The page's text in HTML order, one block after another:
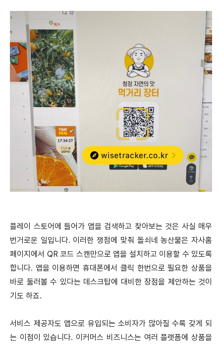
플레이 스토어에 들어가 앱을 검색하고 찾아보는 것은 사실 매우
번거로운 일입니다. 이러한 쟁점에 맞춰 돌쇠네 농산물은 자사홈
페이지에서 QR 코드 스캔만으로 앱을 설치하고 이용할 수 있도록
합니다. 앱을 이용하면 휴대폰에서 클릭 한번으로 필요한 상품을
바로 둘러볼 수 있다는 데스크탑에 대비한 장점을 제안하는 것이
기도 하죠.
서비스 제공자도 앱으로 유입되는 소비자가 많아질 수록 갖게 되
는 이점이 있습니다. 이커머스 비즈니스는 여러 플랫폼에 상품을